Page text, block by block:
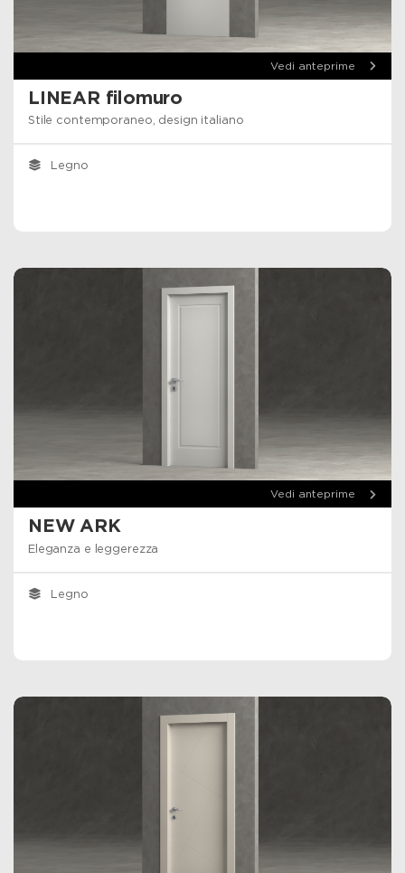
Vedi anteprime
LINEAR filomuro
Stile contemporaneo, design italiano
Legno
Vedi anteprime
NEW ARK
Eleganza e leggerezza
Legno